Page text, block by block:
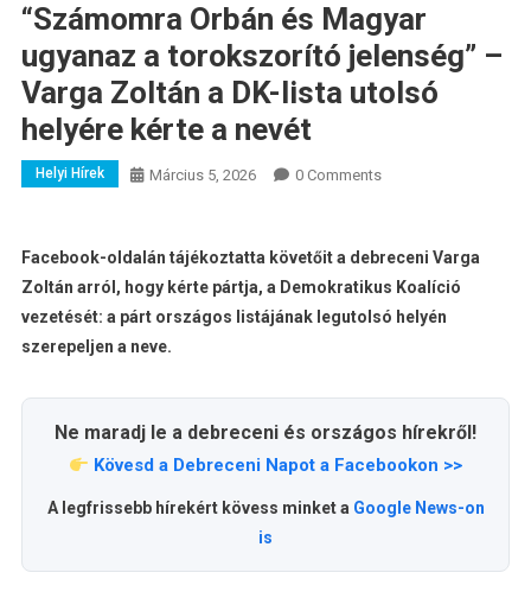
“Számomra Orbán és Magyar
ugyanaz a torokszorító jelenség” –
Varga Zoltán a DK-lista utolsó
helyére kérte a nevét
Helyi Hírek Március 5, 2026 0 Comments
Facebook-oldalán tájékoztatta követőit a debreceni Varga
Zoltán arról, hogy kérte pártja, a Demokratikus Koalíció
vezetését: a párt országos listájának legutolsó helyén
szerepeljen a neve.
Ne maradj le a debreceni és országos hírekről!
Kövesd a Debreceni Napot a Facebookon >>
A legfrissebb hírekért kövess minket a Google News-on
is